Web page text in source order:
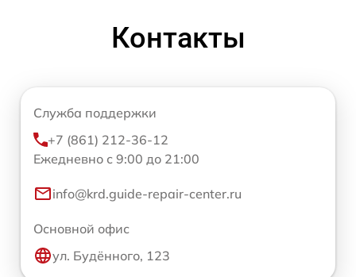
Контакты
Служба поддержки
+7 (861) 212-36-12
Ежедневно с 9:00 до 21:00
info@krd.guide-repair-center.ru
Основной офис
ул. Будённого, 123